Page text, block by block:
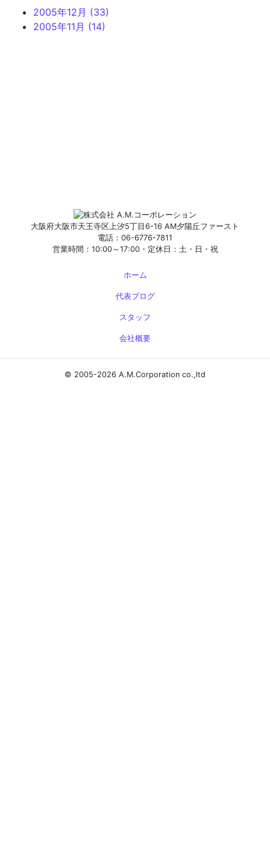
2005年12月 (33)
2005年11月 (14)
大阪府大阪市天王寺区上汐5丁目6-16 AM夕陽丘ファースト
電話：06-6776-7811
営業時間：10:00～17:00・定休日：土・日・祝
ホーム
代表ブログ
スタッフ
会社概要
© 2005-2026 A.M.Corporation co.,ltd